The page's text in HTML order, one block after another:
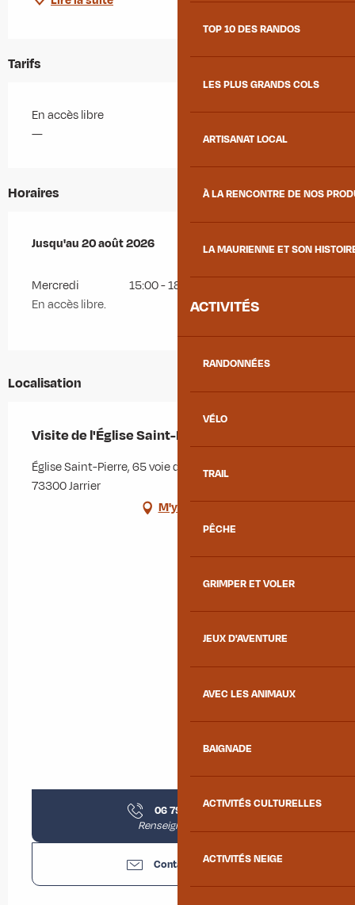
TOP 10 DES RANDOS
LES PLUS GRANDS COLS
ARTISANAT LOCAL
À LA RENCONTRE DE NOS
LA MAURIENNE ET SON
ACTIVITÉS
RANDONNÉES
VÉLO
TRAIL
PÊCHE
GRIMPER ET VOLER
JEUX D'AVENTURE
AVEC LES ANIMAUX
BAIGNADE
ACTIVITÉS CULTURELLES
ACTIVITÉS NEIGE
Tarifs
En accès libre
—
Horaires
Du16 juillet 2026au20 août 2026
Jusqu'au20 août 2026
Mercredi
15:00 - 18:00
En accès libre.
Localisation
Visite de l'Église Saint-Pierre
Église Saint-Pierre, 65 voie des Chasseurs Alpins,
73300 Jarrier
M'y rendre
06 79 91 81▒▒
Renseignements
Contactez-nous